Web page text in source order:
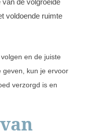
voldoende ruimte
en de juiste
geven, kun je ervoor
verzorgd is en